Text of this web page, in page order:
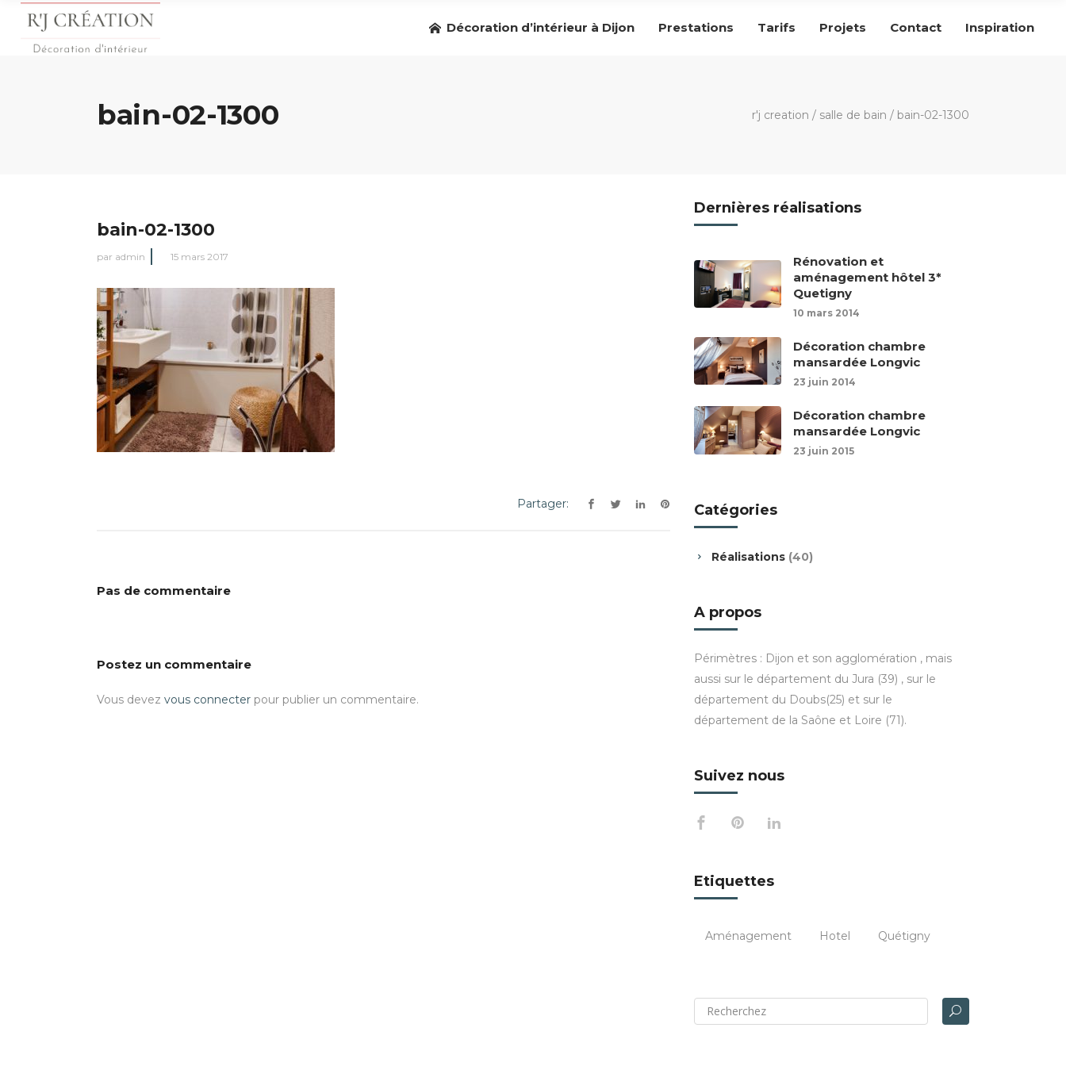
Décoration d’intérieur à Dijon Prestations Tarifs Projets Contact Inspiration
bain-02-1300 r'j creation / salle de bain / bain-02-1300
bain-02-1300
par admin 15 mars 2017
Partager:
Pas de commentaire
Postez un commentaire
Vous devez vous connecter pour publier un commentaire.
Dernières réalisations
Rénovation et
aménagement hôtel 3*
Quetigny
10 mars 2014
Décoration chambre
mansardée Longvic
23 juin 2014
Décoration chambre
mansardée Longvic
23 juin 2015
Catégories
Réalisations (40)
A propos
Périmètres : Dijon et son agglomération , mais
aussi sur le département du Jura (39) , sur le
département du Doubs(25) et sur le
département de la Saône et Loire (71).
Suivez nous
Etiquettes
Aménagement Hotel Quétigny